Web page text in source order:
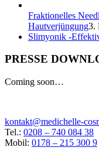
Fraktionelles
Hautverjüngung3.
Slimyonik -
PRESSE
Coming soon…
kontakt@medichelle-
Tel.: 0208 – 740 084 38
Mobil: 0178 – 215 300 9